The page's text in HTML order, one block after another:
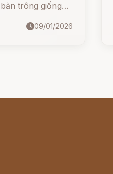
trông giống
con nước dữ.
09/01/2026